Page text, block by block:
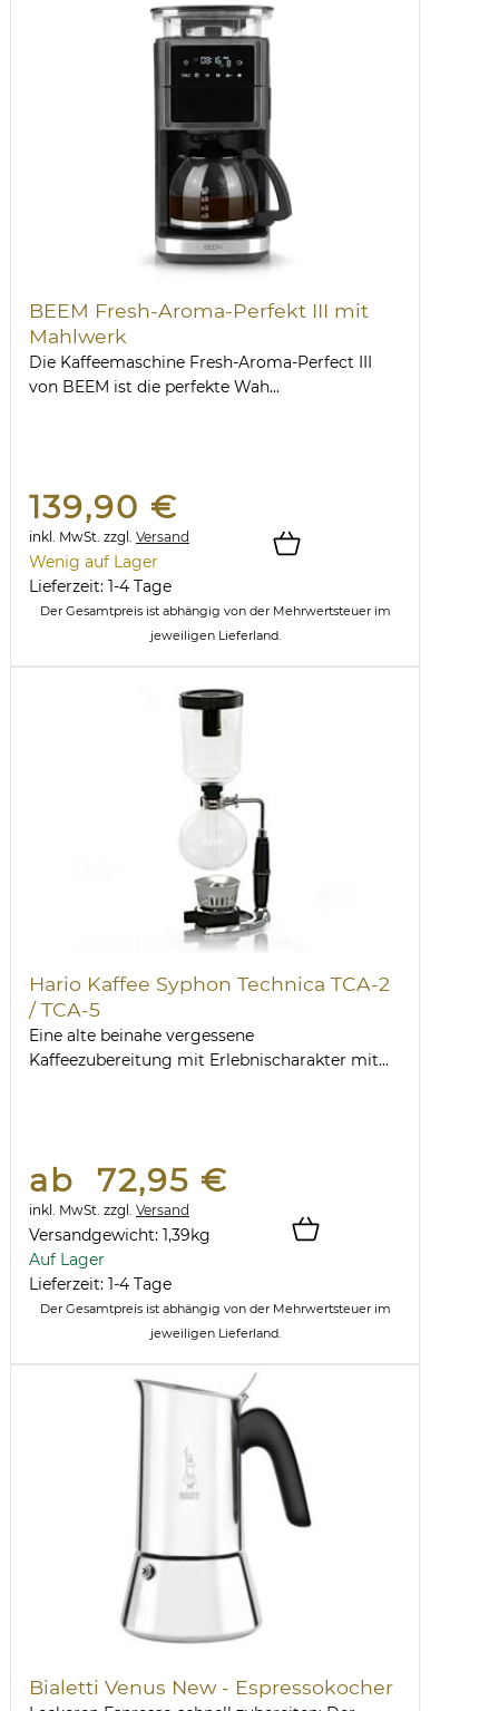
BEEM Fresh-Aroma-Perfekt III mit
Mahlwerk
Die Kaffeemaschine Fresh-Aroma-Perfect III
von BEEM ist die perfekte Wah...
139,90 €
inkl. MwSt. zzgl. Versand
Wenig auf Lager
Lieferzeit: 1-4 Tage
Der Gesamtpreis ist abhängig von der Mehrwertsteuer im
jeweiligen Lieferland.
Hario Kaffee Syphon Technica TCA-2
/ TCA-5
Eine alte beinahe vergessene
Kaffeezubereitung mit Erlebnischarakter mit...
ab 72,95 €
inkl. MwSt. zzgl. Versand
Versandgewicht: 1,39kg
Auf Lager
Lieferzeit: 1-4 Tage
Der Gesamtpreis ist abhängig von der Mehrwertsteuer im
jeweiligen Lieferland.
Bialetti Venus New - Espressokocher